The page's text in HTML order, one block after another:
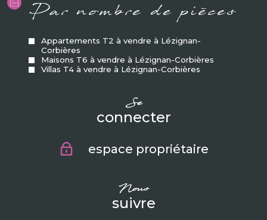
Par nombre de pièces
Appartements T2 à vendre à Lézignan-
Corbières
Maisons T6 à vendre à Lézignan-Corbières
Villas T4 à vendre à Lézignan-Corbières
se
connecter
espace propriétaire
nous
suivre